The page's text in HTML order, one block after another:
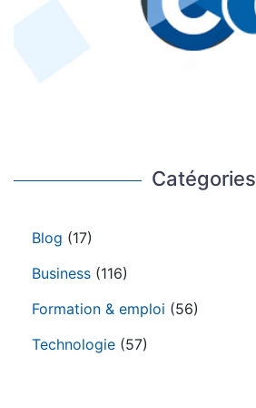
Catégories
Blog (17)
Business (116)
Formation & emploi (56)
Technologie (57)